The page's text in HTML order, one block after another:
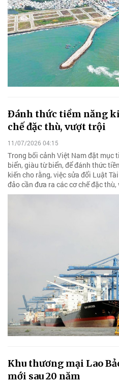
Đánh thức tiềm năng
chế đặc thù, vượt trội
11/07/2026 04:15
Trong bối cảnh Việt Nam đặt mục
biển, giàu từ biển, để đánh thức
kiến cho rằng, việc sửa đổi Luật
đảo cần đưa ra các cơ chế đặc
Khu thương mại Lao
mới sau 20 năm